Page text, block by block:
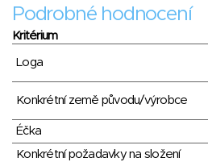
Podrobné hodnocení
Kritérium
Loga
Konkrétní země původu/výrobce
Éčka
Konkrétní požadavky na složení